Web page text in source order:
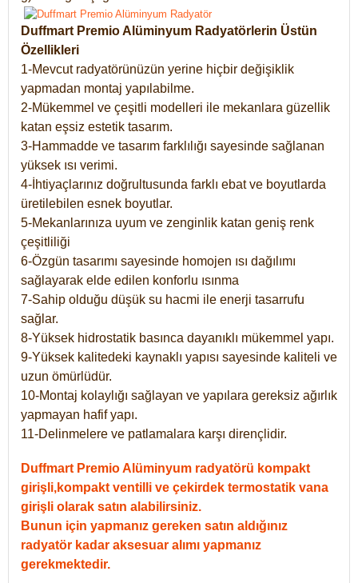
Duffmart Premio Alüminyum Radyatörlerin Üstün
Özellikleri
1-Mevcut radyatörünüzün yerine hiçbir değişiklik
yapmadan montaj yapılabilme.
2-Mükemmel ve çeşitli modelleri ile mekanlara güzellik
katan eşsiz estetik tasarım.
3-Hammadde ve tasarım farklılığı sayesinde sağlanan
yüksek ısı verimi.
4-İhtiyaçlarınız doğrultusunda farklı ebat ve boyutlarda
üretilebilen esnek boyutlar.
5-Mekanlarınıza uyum ve zenginlik katan geniş renk
çeşitliliği
6-Özgün tasarımı sayesinde homojen ısı dağılımı
sağlayarak elde edilen konforlu ısınma
7-Sahip olduğu düşük su hacmi ile enerji tasarrufu
sağlar.
8-Yüksek hidrostatik basınca dayanıklı mükemmel yapı.
9-Yüksek kalitedeki kaynaklı yapısı sayesinde kaliteli ve
uzun ömürlüdür.
10-Montaj kolaylığı sağlayan ve yapılara gereksiz ağırlık
yapmayan hafif yapı.
11-Delinmelere ve patlamalara karşı dirençlidir.
Duffmart Premio Alüminyum radyatörü kompakt
girişli,kompakt ventilli ve çekirdek termostatik vana
girişli olarak satın alabilirsiniz.
Bunun için yapmanız gereken satın aldığınız
radyatör kadar aksesuar alımı yapmanız
gerekmektedir.